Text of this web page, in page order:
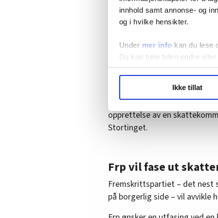
innhold samt annonse- og
og i hvilke hensikter.
Under mer info kan du lese
Du kan hele tiden endre
hvordan våre nettsider blir
annonsering. Disse er
Ikke tillat
skattesystemet, må alle
Finansminister Jens
blokkene på Stortinget.
Da skal hele skattesystemet
avventende eller negative til
Når støvet etter valget nå
opprettelse av en
Stortinget.
Frp vil fase ut
Fremskrittspartiet – det
på borgerlig side – vil avvikle